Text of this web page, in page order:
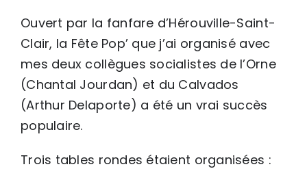
Ouvert par la fanfare d’Hérouville-Saint-
Clair, la Fête Pop’ que j’ai organisé avec
mes deux collègues socialistes de l’Orne
(Chantal Jourdan) et du Calvados
(Arthur Delaporte) a été un vrai succès
populaire.
Trois tables rondes étaient organisées :